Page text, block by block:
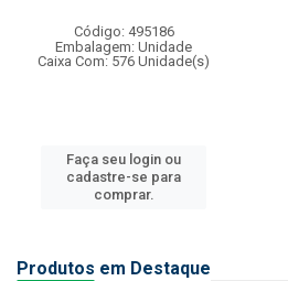
Código: 495186
Embalagem: Unidade
Caixa Com: 576 Unidade(s)
Faça seu login ou
cadastre-se para
comprar.
Produtos em Destaque